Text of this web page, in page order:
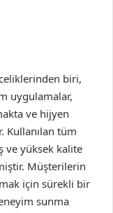
biri,
uygulamalar,
ve hijyen
Kullanılan tüm
ve yüksek kalite
Müşterilerin
için sürekli bir
sunma